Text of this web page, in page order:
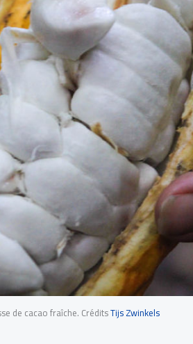
de cacao fraîche. CréditsTijs Zwinkels